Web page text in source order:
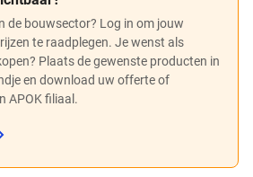
de bouwsector? Log in om jouw
te raadplegen. Je wenst als
Plaats de gewenste producten in
en download uw offerte of
APOK filiaal.